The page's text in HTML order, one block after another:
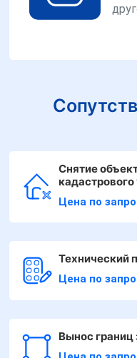
Снятие
кадастрового
Цена по
Технический
Цена по
Вынос границ